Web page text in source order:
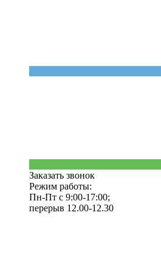
Заказать звонок
Режим работы:
Пн-Пт с 9:00-17:00;
перерыв 12.00-12.30